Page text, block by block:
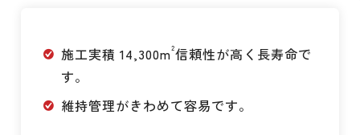
施工実積 14,300m2信頼性が高く長寿命で
す。
維持管理がきわめて容易です。